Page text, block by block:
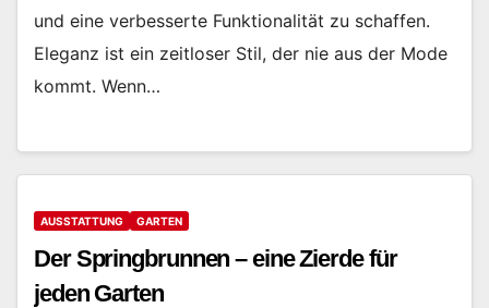
und eine verbesserte Funktionalität zu schaffen.
Eleganz ist ein zeitloser Stil, der nie aus der Mode
kommt. Wenn…
AUSSTATTUNG GARTEN
Der Springbrunnen – eine Zierde für
jeden Garten